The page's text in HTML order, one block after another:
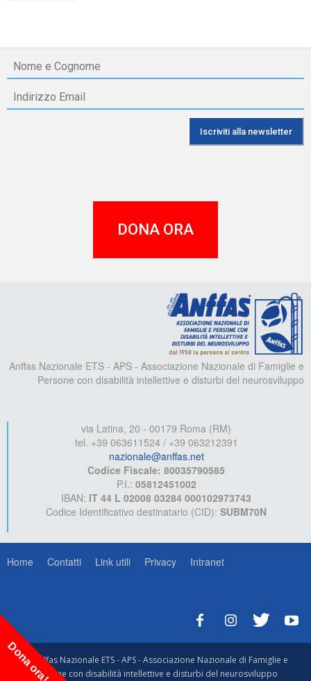
DONA ORA
Anffas Nazionale ETS - APS - Associazione Nazionale di Famiglie e
Persone con disabilità intellettive e disturbi del neurosviluppo
via Latina, 20 - 00179 Roma (RM)
tel. +39 063611524 / +39 063212391
nazionale@anffas.net
Codice Fiscale: 80035790585
P.I.: 05812451002
IBAN: IT 44 L 02008 03284 000102973743
Codice Identificativo destinatario (CID): SUBM70N
Home Contatti Link utili Privacy Intranet
© Anffas Nazionale ETS - APS - Associazione Nazionale di Famiglie e
Persone con disabilità intellettive e disturbi del neurosviluppo
Dona ora!